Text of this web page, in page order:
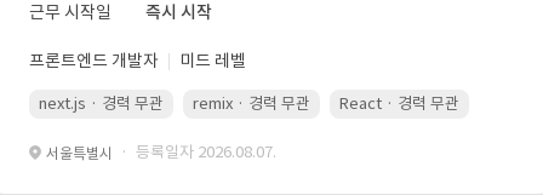
근무 시작일
즉시 시작
프론트엔드 개발자 미드 레벨
next.js · 경력 무관 remix · 경력 무관 React · 경력 무관
서울특별시 · 등록일자 2026.08.07.